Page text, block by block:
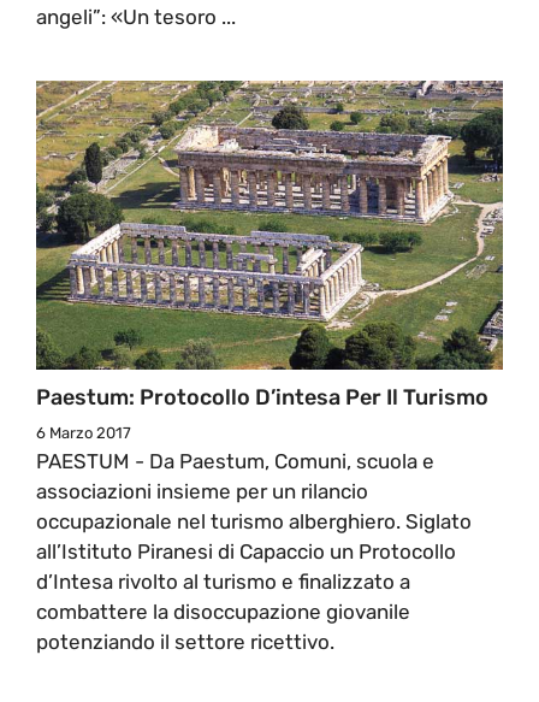
angeli”: «Un tesoro ...
Paestum: Protocollo D’intesa Per Il Turismo
6 Marzo 2017
PAESTUM - Da Paestum, Comuni, scuola e
associazioni insieme per un rilancio
occupazionale nel turismo alberghiero. Siglato
all’Istituto Piranesi di Capaccio un Protocollo
d’Intesa rivolto al turismo e finalizzato a
combattere la disoccupazione giovanile
potenziando il settore ricettivo.